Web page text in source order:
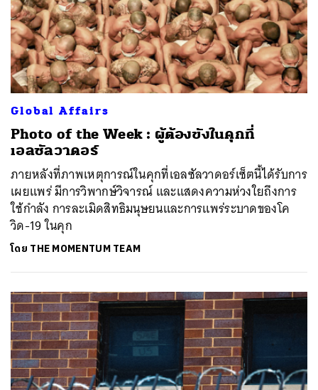
Global Affairs
Photo of the Week : ผู้ต้องขังในคุกที่
เอลซัลวาดอร์
ภายหลังที่ภาพเหตุการณ์ในคุกที่เอลซัลวาดอร์เซ็ตนี้ได้รับการ
เผยแพร่ มีการวิพากษ์วิจารณ์ และแสดงความห่วงใยถึงการ
ใช้กำลัง การละเมิดสิทธิมนุษยนและการแพร่ระบาดของโค
วิด-19 ในคุก
โดย THE MOMENTUM TEAM
ค้นหา
SHARE TWEET LINE EMAIL